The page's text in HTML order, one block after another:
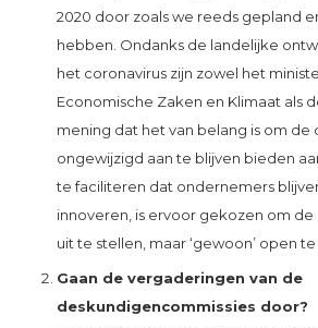
2020 door zoals we reeds gepland
hebben. Ondanks de landelijke
het coronavirus zijn zowel het
Economische Zaken en Klimaat als
mening dat het van belang is om de
ongewijzigd aan te blijven bieden
te faciliteren dat ondernemers
innoveren, is ervoor gekozen om
uit te stellen, maar ‘gewoon’ open te
Gaan de vergaderingen van de
deskundigencommissies door?